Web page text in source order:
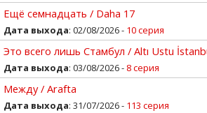
Ещё семнадцать / Daha 17
Дата выхода: 02/08/2026 - 10 серия
Это всего лишь Стамбул / Altı Ustu
Дата выхода: 03/08/2026 - 8 серия
Между / Arafta
Дата выхода: 31/07/2026 - 113 серия